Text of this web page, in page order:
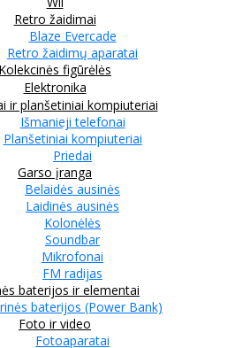
Retro žaidimai
Blaze Evercade
Retro žaidimų aparatai
Kolekcinės figūrėlės
Elektronika
ir planšetiniai kompiuteriai
Išmanieji telefonai
Planšetiniai kompiuteriai
Priedai
Garso įranga
Belaidės ausinės
Laidinės ausinės
Kolonėlės
Soundbar
Mikrofonai
FM radijas
baterijos ir elementai
baterijos (Power Bank)
Foto ir video
Fotoaparatai